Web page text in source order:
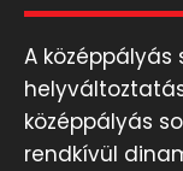
A középpályás
középpályás
rendkívül